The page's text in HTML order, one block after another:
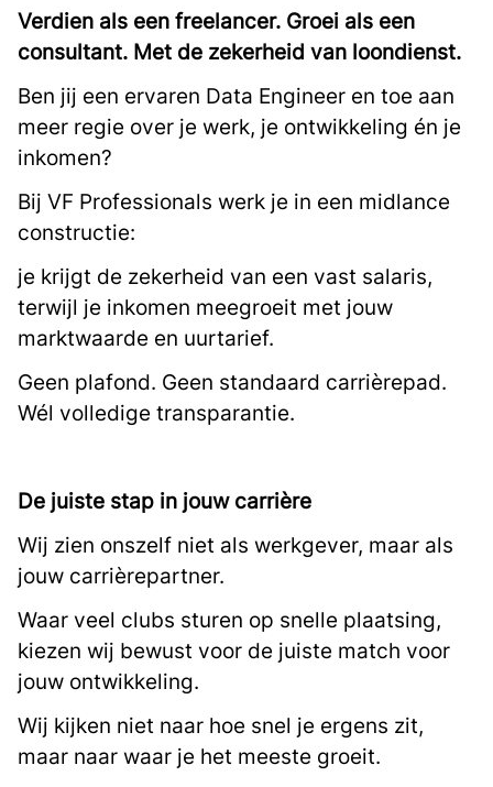
Verdien als een freelancer. Groei als een
consultant. Met de zekerheid van loondienst.
Ben jij een ervaren Data Engineer en toe aan
meer regie over je werk, je ontwikkeling én je
inkomen?
Bij VF Professionals werk je in een midlance
constructie:
je krijgt de zekerheid van een vast salaris,
terwijl je inkomen meegroeit met jouw
marktwaarde en uurtarief.
Geen plafond. Geen standaard carrièrepad.
Wél volledige transparantie.
De juiste stap in jouw carrière
Wij zien onszelf niet als werkgever, maar als
jouw carrièrepartner.
Waar veel clubs sturen op snelle plaatsing,
kiezen wij bewust voor de juiste match voor
jouw ontwikkeling.
Wij kijken niet naar hoe snel je ergens zit,
maar naar waar je het meeste groeit.